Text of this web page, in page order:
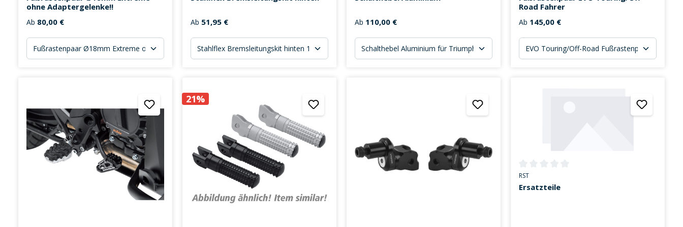
ohne Adaptergelenke!!
Ab 80,00 € Ab 51,95 € Ab 110,00 €
Road Fahrer
Ab 145,00 €
21%
Durchschnittliche Bewertung von 0 von 5 Sternen
RST
Ersatzteile